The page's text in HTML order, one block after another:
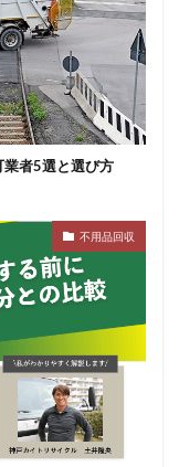
者5選と選び方
不用品回収